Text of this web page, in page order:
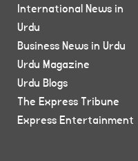
International News in
Urdu
Business News in Urdu
Urdu Magazine
Urdu Blogs
The Express Tribune
Express Entertainment